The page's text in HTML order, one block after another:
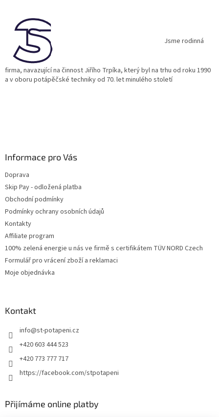
Jsme rodinná
firma, navazující na činnost Jiřího Trpíka, který byl na trhu od roku 1990
a v oboru potápěčské techniky od 70. let minulého století
Informace pro Vás
Doprava
Skip Pay - odložená platba
Obchodní podmínky
Podmínky ochrany osobních údajů
Kontakty
Affiliate program
100% zelená energie u nás ve firmě s certifikátem TÜV NORD Czech
Formulář pro vrácení zboží a reklamaci
Moje objednávka
Kontakt
info@st-potapeni.cz
+420 603 444 523
+420 773 777 717
https://facebook.com/stpotapeni
Přijímáme online platby